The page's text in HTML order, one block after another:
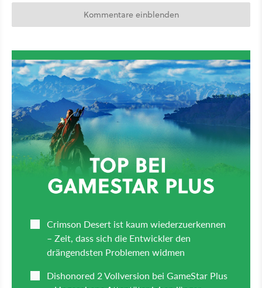
Kommentare einblenden